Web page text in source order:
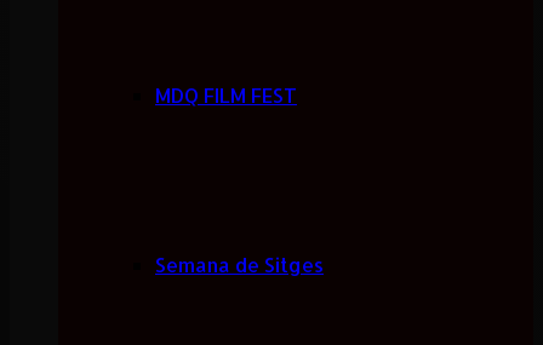
MDQ FILM FEST
Semana de Sitges